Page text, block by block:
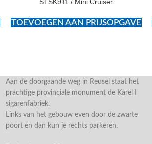
STSK911 / Mini Cruiser
TOEVOEGEN AAN PRIJSOPGAVE
Aan de doorgaande weg in Reusel staat het
prachtige provinciale monument de Karel I
sigarenfabriek.
Links van het gebouw even door de zwarte
poort en dan kun je rechts parkeren.